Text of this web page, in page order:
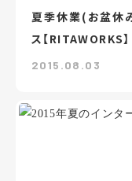
夏季休業(お盆休
ス【RITAWORKS】
2015.08.03